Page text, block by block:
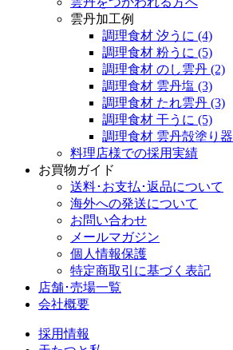
雲丹加工例
調理食材 汐うに (4)
調理食材 粉うに (5)
調理食材 のし雲丹 (2)
調理食材 雲丹塩 (3)
調理食材 たれ雲丹 (3)
調理食材 干うに (5)
調理食材 雲丹殻塗り器
料理店様での採用実績
お買物ガイド
送料･お支払･返品について
海外への発送について
お問い合わせ
メールマガジン
個人情報保護
特定商取引に基づく表記
店舗･売場一覧
会社概要
採用情報